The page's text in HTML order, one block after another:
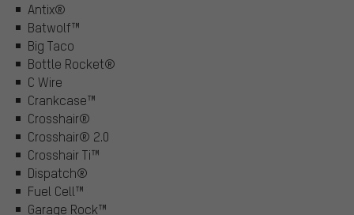
Antix®
Batwolf™
Big Taco
Bottle Rocket®
C Wire
Crankcase™
Crosshair®
Crosshair® 2.0
Crosshair Ti™
Dispatch®
Fuel Cell™
Garage Rock™